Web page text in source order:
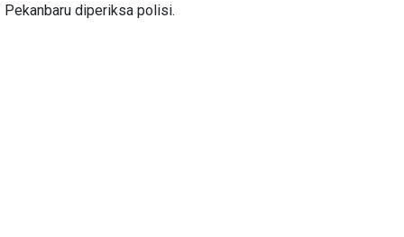
Pekanbaru diperiksa polisi.